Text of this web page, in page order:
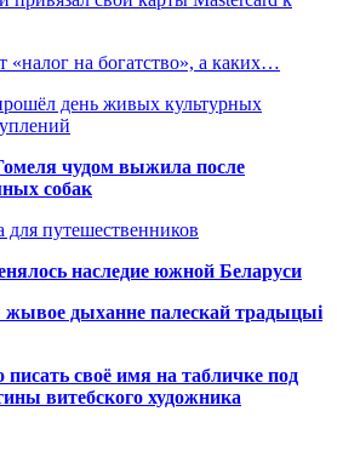
«налог на богатство», а каких…
день живых культурных
чудом выжила после
собак
путешественников
наследие южной Беларуси
дыханне палескай традыцыі
своё имя на табличке под
витебского художника